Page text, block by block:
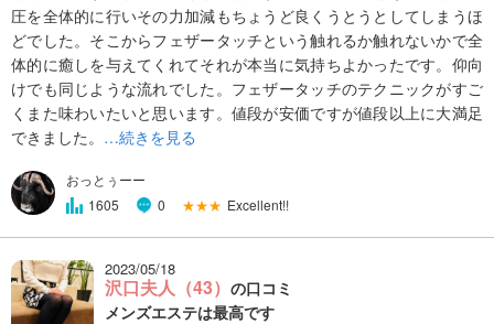
圧を全体的に行いその力加減もちょうど良くうとうとしてしまうほ
どでした。そこからフェザータッチという触れるか触れないかで全
体的に癒しを与えてくれてそれが本当に気持ちよかったです。仰向
けでも同じような流れでした。フェザータッチのテクニックがすご
くまた味わいたいと思います。値段が安価ですが値段以上に大満足
できました。 …続きを見る
おっとぅーー
1605
0 ★★★ Excellent!!
2023/05/18
沢口夫人（43） の口コミ
メンズエステは最高です